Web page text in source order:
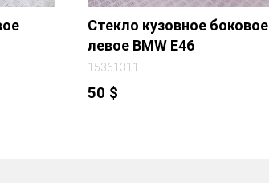
Стекло кузовное боковое
левое BMW E46
15361311
50 $